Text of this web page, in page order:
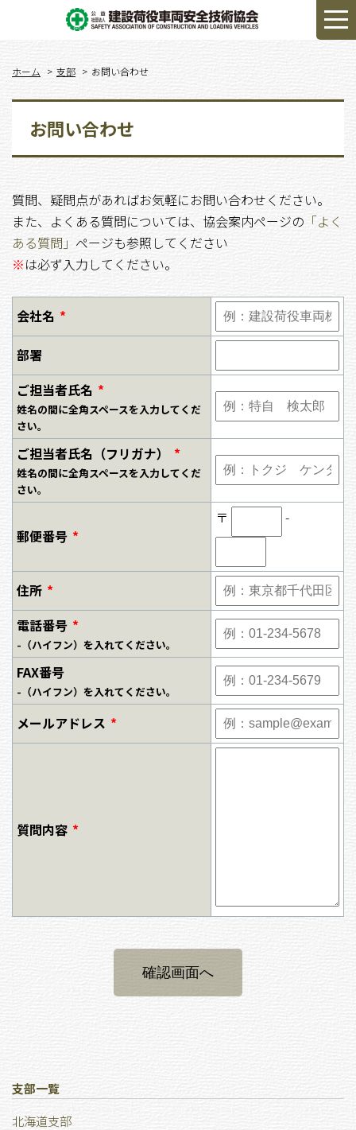
ホーム 支部 お問い合わせ
お問い合わせ
質問、疑問点があればお気軽にお問い合わせください。
また、よくある質問については、協会案内ページの 「よく
ある質問」 ページも参照してください
※は必ず入力してください。
会社名 *
部署
ご担当者氏名 *
姓名の間に全角スペースを入力してくだ
さい。
ご担当者氏名（フリガナ） *
姓名の間に全角スペースを入力してくだ
さい。
郵便番号 *
〒 -
住所 *
電話番号 *
-（ハイフン）を入れてください。
FAX番号
-（ハイフン）を入れてください。
メールアドレス *
質問内容 *
確認画面へ
支部一覧
北海道支部